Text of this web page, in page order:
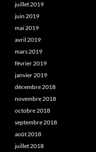
juillet 2019
juin 2019
mai 2019
avril 2019
mars 2019
février 2019
janvier 2019
décembre 2018
novembre 2018
octobre 2018
septembre 2018
août 2018
juillet 2018